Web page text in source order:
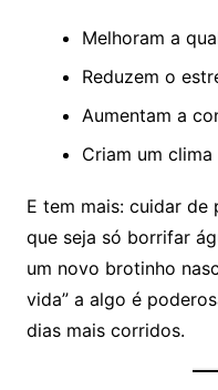
Melhoram a
Reduzem o
Aumentam a
Criam um
E tem mais: cuidar de
que seja só borrifar
um novo brotinho
vida” a algo é
dias mais corridos.